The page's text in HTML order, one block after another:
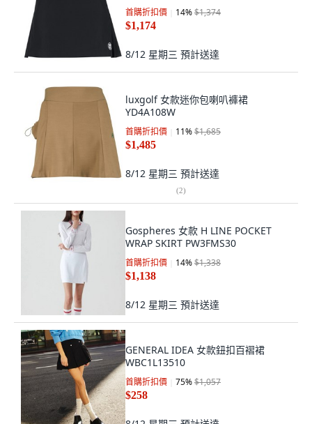
首購折扣價 14%$1,374
$1,174
8/12 星期三 預計送達
luxgolf 女款迷你包喇叭褲裙
YD4A108W
首購折扣價 11%$1,685
$1,485
8/12 星期三 預計送達
(2)
Gospheres 女款 H LINE POCKET
WRAP SKIRT PW3FMS30
首購折扣價 14%$1,338
$1,138
8/12 星期三 預計送達
GENERAL IDEA 女款鈕扣百褶裙
WBC1L13510
首購折扣價 75%$1,057
$258